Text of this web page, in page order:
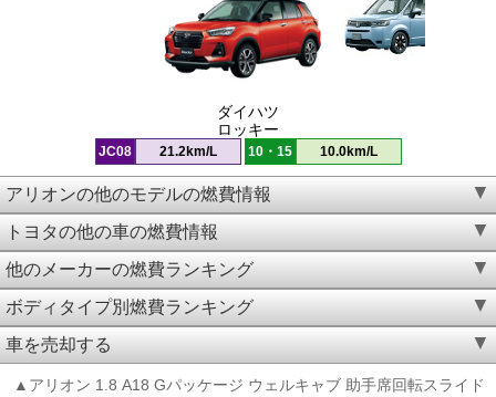
ダイハツ
ロッキー
JC08 21.2km/L 10・15 10.0km/L
アリオンの他のモデルの燃費情報
トヨタの他の車の燃費情報
他のメーカーの燃費ランキング
ボディタイプ別燃費ランキング
車を売却する
▲アリオン 1.8 A18 Gパッケージ ウェルキャブ 助手席回転スライド